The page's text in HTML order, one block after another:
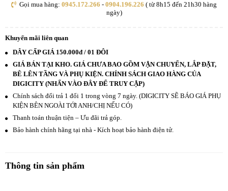
Gọi mua hàng: 0945.172.266 - 0904.196.226 ( từ 8h15 đến 21h30 hàng
ngày)
Khuyến mãi liên quan
DÂY CẤP GIÁ 150.000đ / 01 ĐÔI
GIÁ BÁN TẠI KHO. GIÁ CHƯA BAO GỒM VẬN CHUYỂN, LẮP ĐẶT,
BÊ LÊN TẦNG VÀ PHỤ KIỆN. CHÍNH SÁCH GIAO HÀNG CỦA
DIGICITY (NHẤN VÀO ĐÂY ĐỂ TRUY CẬP)
Chính sách đổi trả 1 đổi 1 trong vòng 7 ngày. (DIGICITY SẼ BÁO GIÁ PHỤ
KIỆN BÊN NGOÀI TỚI ANH/CHỊ NẾU CÓ)
Thanh toán thuận tiện – Ưu đãi trả góp.
Bảo hành chính hãng tại nhà - Kích hoạt bảo hành điện tử.
Thông tin sản phẩm